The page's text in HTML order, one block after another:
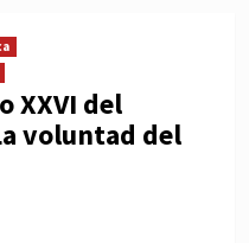
XXVI del
voluntad del